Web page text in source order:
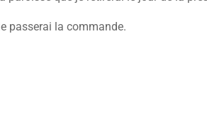
passerai la commande.